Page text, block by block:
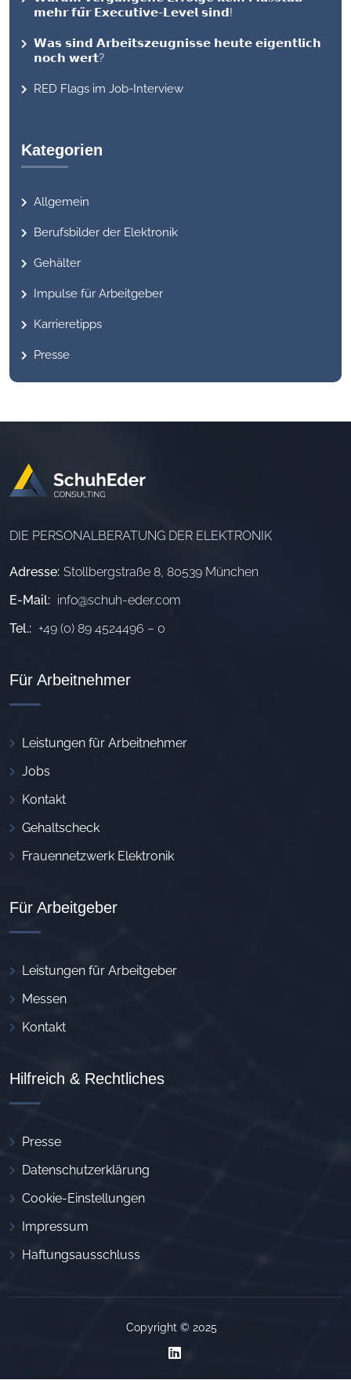
𝗺𝗲𝗵𝗿 𝗳𝘂̈𝗿 𝗘𝘅𝗲𝗰𝘂𝘁𝗶𝘃𝗲-𝗟𝗲𝘃𝗲𝗹 𝘀𝗶𝗻𝗱!
𝗪𝗮𝘀 𝘀𝗶𝗻𝗱 𝗔𝗿𝗯𝗲𝗶𝘁𝘀𝘇𝗲𝘂𝗴𝗻𝗶𝘀𝘀𝗲 𝗵𝗲𝘂𝘁𝗲 𝗲𝗶𝗴𝗲𝗻𝘁𝗹𝗶𝗰𝗵
𝗻𝗼𝗰𝗵 𝘄𝗲𝗿𝘁?
RED Flags im Job-Interview
Kategorien
Allgemein
Berufsbilder der Elektronik
Gehälter
Impulse für Arbeitgeber
Karrieretipps
Presse
DIE PERSONALBERATUNG DER ELEKTRONIK
Adresse: Stollbergstraße 8, 80539 München
E-Mail: info@schuh-eder.com
Tel.: +49 (0) 89 4524496 – 0
Für Arbeitnehmer
Leistungen für Arbeitnehmer
Jobs
Kontakt
Gehaltscheck
Frauennetzwerk Elektronik
Für Arbeitgeber
Leistungen für Arbeitgeber
Messen
Kontakt
Hilfreich & Rechtliches
Presse
Datenschutzerklärung
Cookie-Einstellungen
Impressum
Haftungsausschluss
Copyright © 2025